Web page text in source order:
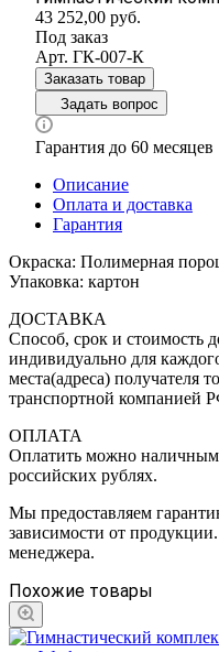
43 252,00 руб.
Под заказ
Арт. ГК-007-К
Заказать товар
Задать вопрос
Гарантия до 60 месяцев
Описание
Оплата и доставка
Гарантия
Окраска: Полимерная
Упаковка: картон
ДОСТАВКА
Способ, срок и стоимость
индивидуально для
места(адреса) получателя
транспортной компанией
ОПЛАТА
Оплатить можно
российских рублях.
Мы предоставляем
зависимости от
менеджера.
Похожие товары